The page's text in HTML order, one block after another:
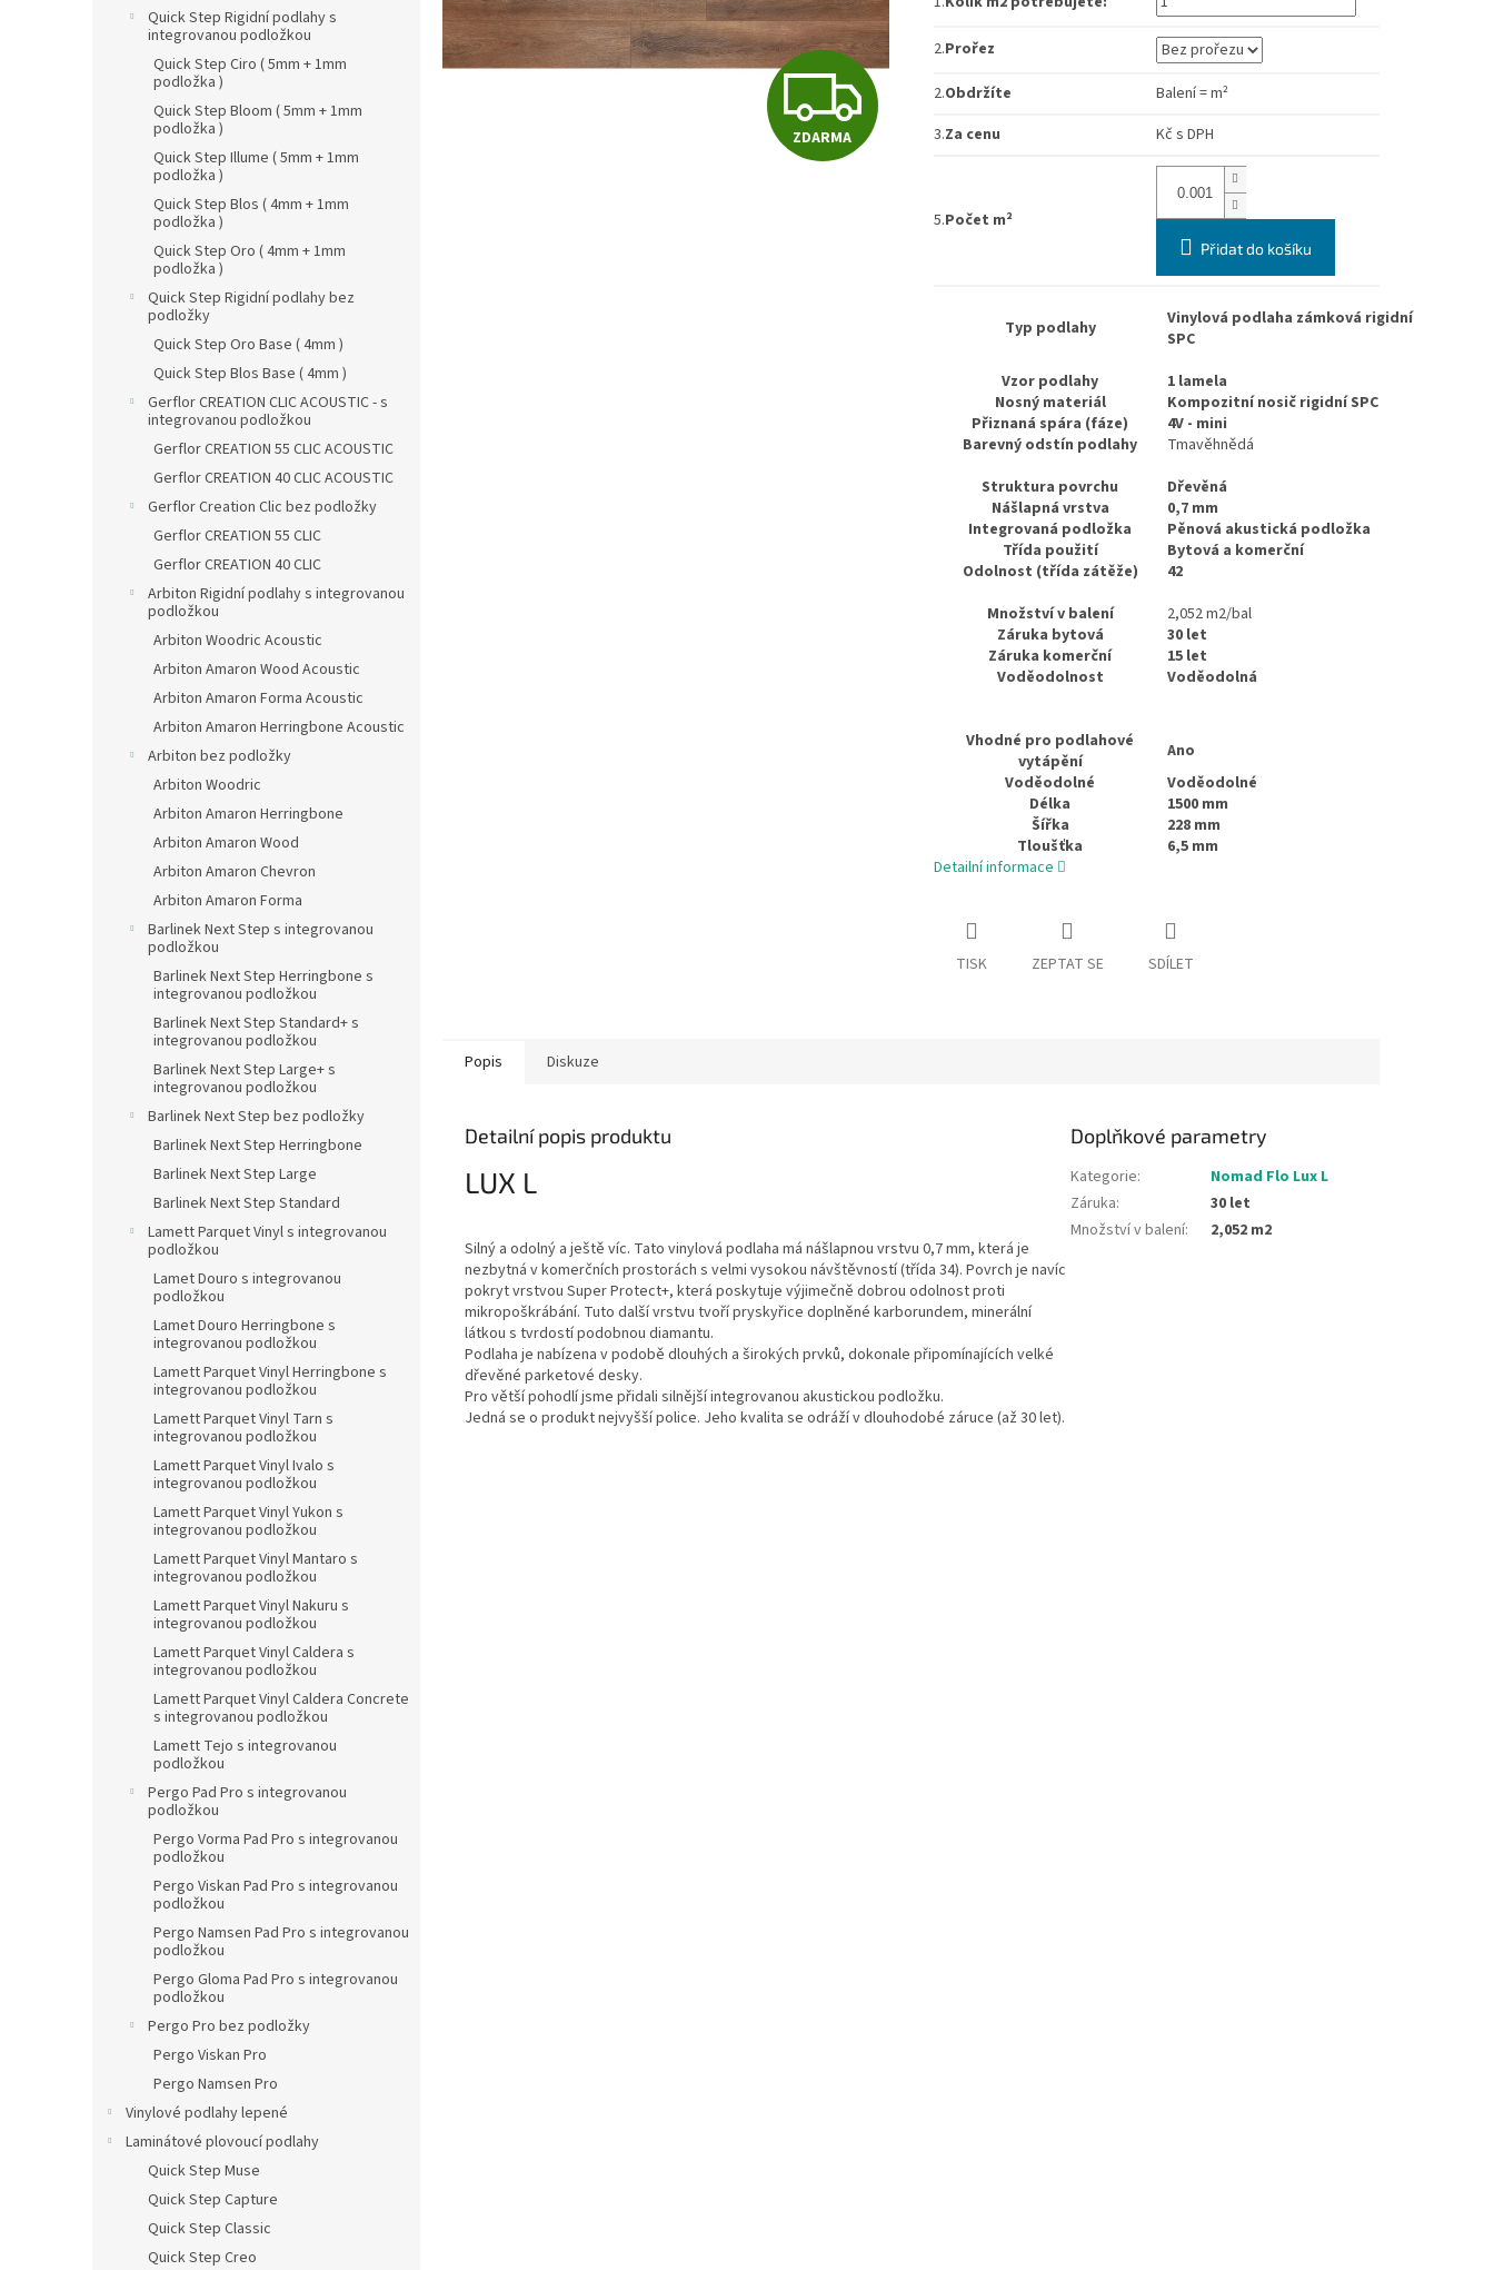
Quick Step Rigidní podlahy s
integrovanou podložkou
Quick Step Ciro ( 5mm + 1mm
podložka )
Quick Step Bloom ( 5mm + 1mm
podložka )
Quick Step Illume ( 5mm + 1mm
podložka )
Quick Step Blos ( 4mm + 1mm
podložka )
Quick Step Oro ( 4mm + 1mm
podložka )
Quick Step Rigidní podlahy bez
podložky
Quick Step Oro Base ( 4mm )
Quick Step Blos Base ( 4mm )
Gerflor CREATION CLIC ACOUSTIC - s
integrovanou podložkou
Gerflor CREATION 55 CLIC ACOUSTIC
Gerflor CREATION 40 CLIC ACOUSTIC
Gerflor Creation Clic bez podložky
Gerflor CREATION 55 CLIC
Gerflor CREATION 40 CLIC
Arbiton Rigidní podlahy s integrovanou
podložkou
Arbiton Woodric Acoustic
Arbiton Amaron Wood Acoustic
Arbiton Amaron Forma Acoustic
Arbiton Amaron Herringbone Acoustic
Arbiton bez podložky
Arbiton Woodric
Arbiton Amaron Herringbone
Arbiton Amaron Wood
Arbiton Amaron Chevron
Arbiton Amaron Forma
Barlinek Next Step s integrovanou
podložkou
Barlinek Next Step Herringbone s
integrovanou podložkou
Barlinek Next Step Standard+ s
integrovanou podložkou
Barlinek Next Step Large+ s
integrovanou podložkou
Barlinek Next Step bez podložky
Barlinek Next Step Herringbone
Barlinek Next Step Large
Barlinek Next Step Standard
Lamett Parquet Vinyl s integrovanou
podložkou
Lamet Douro s integrovanou
podložkou
Lamet Douro Herringbone s
integrovanou podložkou
Lamett Parquet Vinyl Herringbone s
integrovanou podložkou
Lamett Parquet Vinyl Tarn s
integrovanou podložkou
Lamett Parquet Vinyl Ivalo s
integrovanou podložkou
Lamett Parquet Vinyl Yukon s
integrovanou podložkou
Lamett Parquet Vinyl Mantaro s
integrovanou podložkou
Lamett Parquet Vinyl Nakuru s
integrovanou podložkou
Lamett Parquet Vinyl Caldera s
integrovanou podložkou
Lamett Parquet Vinyl Caldera Concrete
s integrovanou podložkou
Lamett Tejo s integrovanou
podložkou
Pergo Pad Pro s integrovanou
podložkou
Pergo Vorma Pad Pro s integrovanou
podložkou
Pergo Viskan Pad Pro s integrovanou
podložkou
Pergo Namsen Pad Pro s integrovanou
podložkou
Pergo Gloma Pad Pro s integrovanou
podložkou
Pergo Pro bez podložky
Pergo Viskan Pro
Pergo Namsen Pro
Vinylové podlahy lepené
Laminátové plovoucí podlahy
Quick Step Muse
Quick Step Capture
Quick Step Classic
Quick Step Creo
Z
D
ZDARMA
2.Prořez
2.Obdržíte Balení=m²
3.Za cenu Kč s DPH
5.Počet m²
Přidat do košíku
Typ podlahy
Vinylová podlaha zámková rigidní
SPC
Vzor podlahy
1 lamela
Nosný materiál
Kompozitní nosič rigidní SPC
Přiznaná spára (fáze)
4V - mini
Barevný odstín podlahy
Tmavěhnědá
Struktura povrchu
Dřevěná
Nášlapná vrstva
0,7 mm
Integrovaná podložka
Pěnová akustická podložka
Třída použití
Bytová a komerční
Odolnost (třída zátěže)
42
Množství v balení
2,052 m2/bal
Záruka bytová
30 let
Záruka komerční
15 let
Voděodolnost
Voděodolná
Vhodné pro podlahové
vytápění
Ano
Voděodolné
Voděodolné
Délka
1500 mm
Šířka
228 mm
Tloušťka
6,5 mm
Detailní informace
TISK ZEPTAT SE SDÍLET
Popis Diskuze
Detailní popis produktu
LUX L
Silný a odolný a ještě víc. Tato vinylová podlaha má nášlapnou vrstvu 0,7 mm, která je
nezbytná v komerčních prostorách s velmi vysokou návštěvností (třída 34). Povrch je navíc
pokryt vrstvou Super Protect+, která poskytuje výjimečně dobrou odolnost proti
mikropoškrábání. Tuto další vrstvu tvoří pryskyřice doplněné karborundem, minerální
látkou s tvrdostí podobnou diamantu.
Podlaha je nabízena v podobě dlouhých a širokých prvků, dokonale připomínajících velké
dřevěné parketové desky.
Pro větší pohodlí jsme přidali silnější integrovanou akustickou podložku.
Jedná se o produkt nejvyšší police. Jeho kvalita se odráží v dlouhodobé záruce (až 30 let).
Doplňkové parametry
Kategorie:
Nomad Flo Lux L
Záruka:
30 let
Množství v balení: 2,052 m2